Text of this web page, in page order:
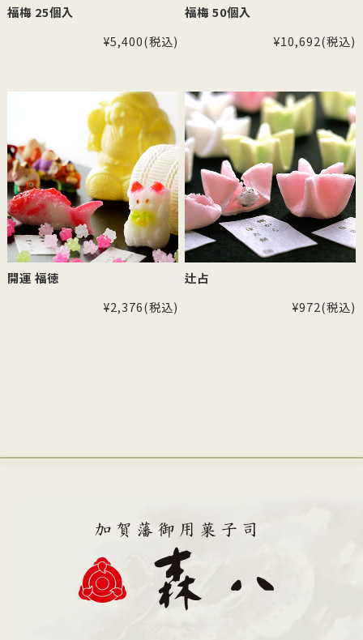
福梅 25個入
¥5,400(税込)
福梅 50個入
¥10,692(税込)
開運 福徳
¥2,376(税込)
辻占
¥972(税込)